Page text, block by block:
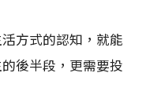
方式的認知，就能
後半段，更需要投